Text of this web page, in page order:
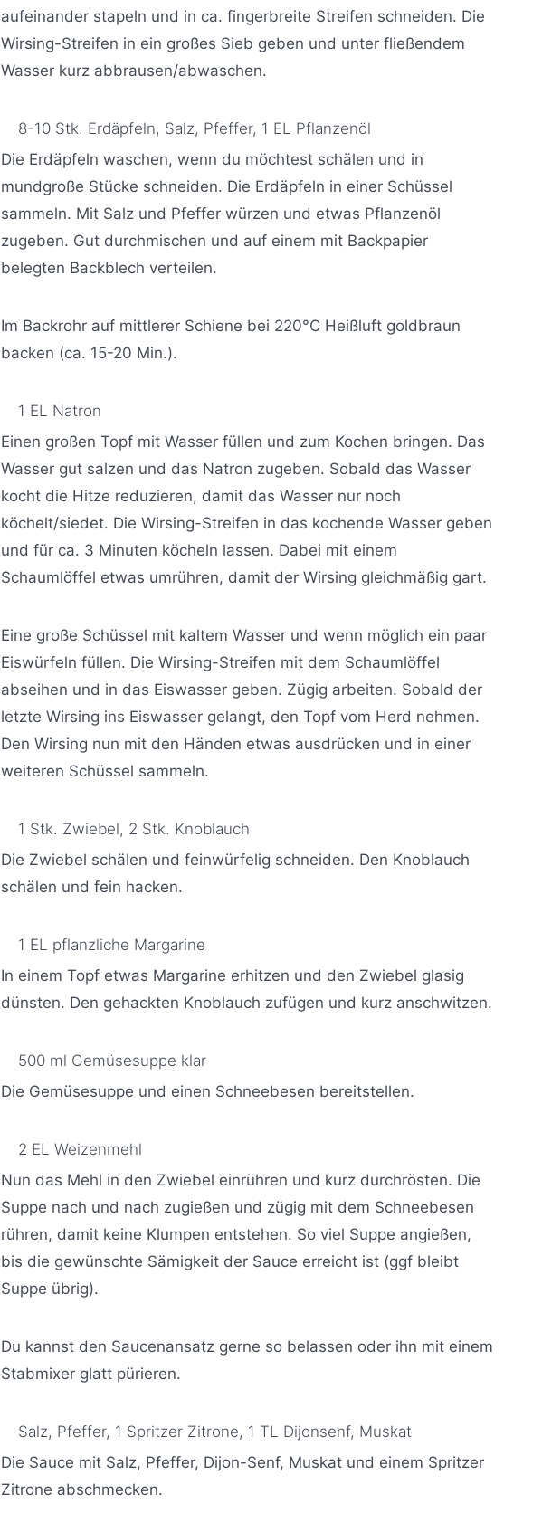
aufeinander stapeln und in ca. fingerbreite Streifen schneiden. Die
Wirsing-Streifen in ein großes Sieb geben und unter fließendem
Wasser kurz abbrausen/abwaschen.
8-10 Stk. Erdäpfeln, Salz, Pfeffer, 1 EL Pflanzenöl
Die Erdäpfeln waschen, wenn du möchtest schälen und in
mundgroße Stücke schneiden. Die Erdäpfeln in einer Schüssel
sammeln. Mit Salz und Pfeffer würzen und etwas Pflanzenöl
zugeben. Gut durchmischen und auf einem mit Backpapier
belegten Backblech verteilen.
Im Backrohr auf mittlerer Schiene bei 220°C Heißluft goldbraun
backen (ca. 15-20 Min.).
1 EL Natron
Einen großen Topf mit Wasser füllen und zum Kochen bringen. Das
Wasser gut salzen und das Natron zugeben. Sobald das Wasser
kocht die Hitze reduzieren, damit das Wasser nur noch
köchelt/siedet. Die Wirsing-Streifen in das kochende Wasser geben
und für ca. 3 Minuten köcheln lassen. Dabei mit einem
Schaumlöffel etwas umrühren, damit der Wirsing gleichmäßig gart.
Eine große Schüssel mit kaltem Wasser und wenn möglich ein paar
Eiswürfeln füllen. Die Wirsing-Streifen mit dem Schaumlöffel
abseihen und in das Eiswasser geben. Zügig arbeiten. Sobald der
letzte Wirsing ins Eiswasser gelangt, den Topf vom Herd nehmen.
Den Wirsing nun mit den Händen etwas ausdrücken und in einer
weiteren Schüssel sammeln.
1 Stk. Zwiebel, 2 Stk. Knoblauch
Die Zwiebel schälen und feinwürfelig schneiden. Den Knoblauch
schälen und fein hacken.
1 EL pflanzliche Margarine
In einem Topf etwas Margarine erhitzen und den Zwiebel glasig
dünsten. Den gehackten Knoblauch zufügen und kurz anschwitzen.
500 ml Gemüsesuppe klar
Die Gemüsesuppe und einen Schneebesen bereitstellen.
2 EL Weizenmehl
Nun das Mehl in den Zwiebel einrühren und kurz durchrösten. Die
Suppe nach und nach zugießen und zügig mit dem Schneebesen
rühren, damit keine Klumpen entstehen. So viel Suppe angießen,
bis die gewünschte Sämigkeit der Sauce erreicht ist (ggf bleibt
Suppe übrig).
Du kannst den Saucenansatz gerne so belassen oder ihn mit einem
Stabmixer glatt pürieren.
Salz, Pfeffer, 1 Spritzer Zitrone, 1 TL Dijonsenf, Muskat
Die Sauce mit Salz, Pfeffer, Dijon-Senf, Muskat und einem Spritzer
Zitrone abschmecken.